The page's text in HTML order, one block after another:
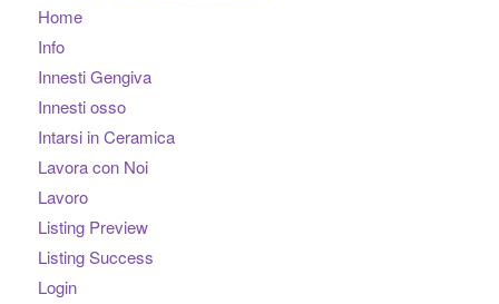
Home
Info
Innesti Gengiva
Innesti osso
Intarsi in Ceramica
Lavora con Noi
Lavoro
Listing Preview
Listing Success
Login